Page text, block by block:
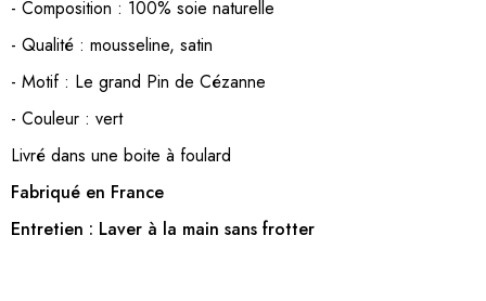
- Composition : 100% soie naturelle
- Qualité : mousseline, satin
- Motif : Le grand Pin de Cézanne
- Couleur : vert
Livré dans une boite à foulard
Fabriqué en France
Entretien : Laver à la main sans frotter